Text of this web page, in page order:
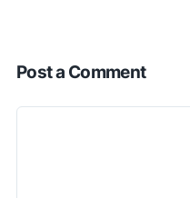
Post a Comment